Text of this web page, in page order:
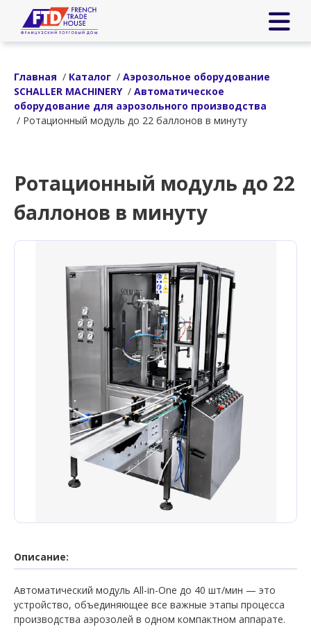
Главная / Каталог / Аэрозольное оборудование
SCHALLER MACHINERY/ Автоматическое
оборудование для аэрозольного производства
/ Ротационный модуль до 22 баллонов в минуту
Ротационный модуль до 22
баллонов в минуту
Описание:
Автоматический модуль All-in-One до 40 шт/мин — это
устройство, объединяющее все важные этапы процесса
производства аэрозолей в одном компактном аппарате.